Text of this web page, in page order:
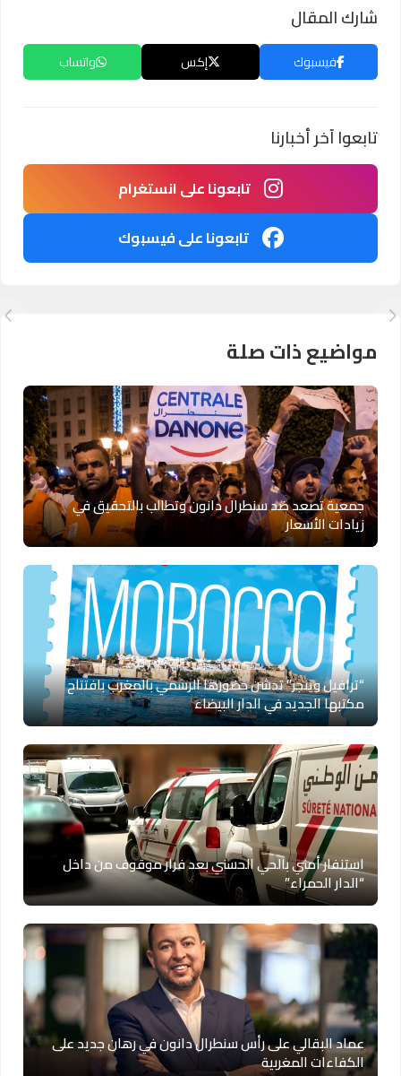
شارك المقال
فيسبوك إكس واتساب
تابعوا آخر أخبارنا
تابعونا على انستغرام
تابعونا على فيسبوك
مواضيع ذات صلة
جمعية تصعد ضد سنطرال دانون وتطالب بالتحقيق في
زيادات الأسعار
“ترافيل وينجز” تدشن حضورها الرسمي بالمغرب بافتتاح
مكتبها الجديد في الدار البيضاء
استنفار أمني بالحي الحسني بعد فرار موقوف من داخل
“الدار الحمراء”
عماد البقالي على رأس سنطرال دانون في رهان جديد على
الكفاءات المغربية